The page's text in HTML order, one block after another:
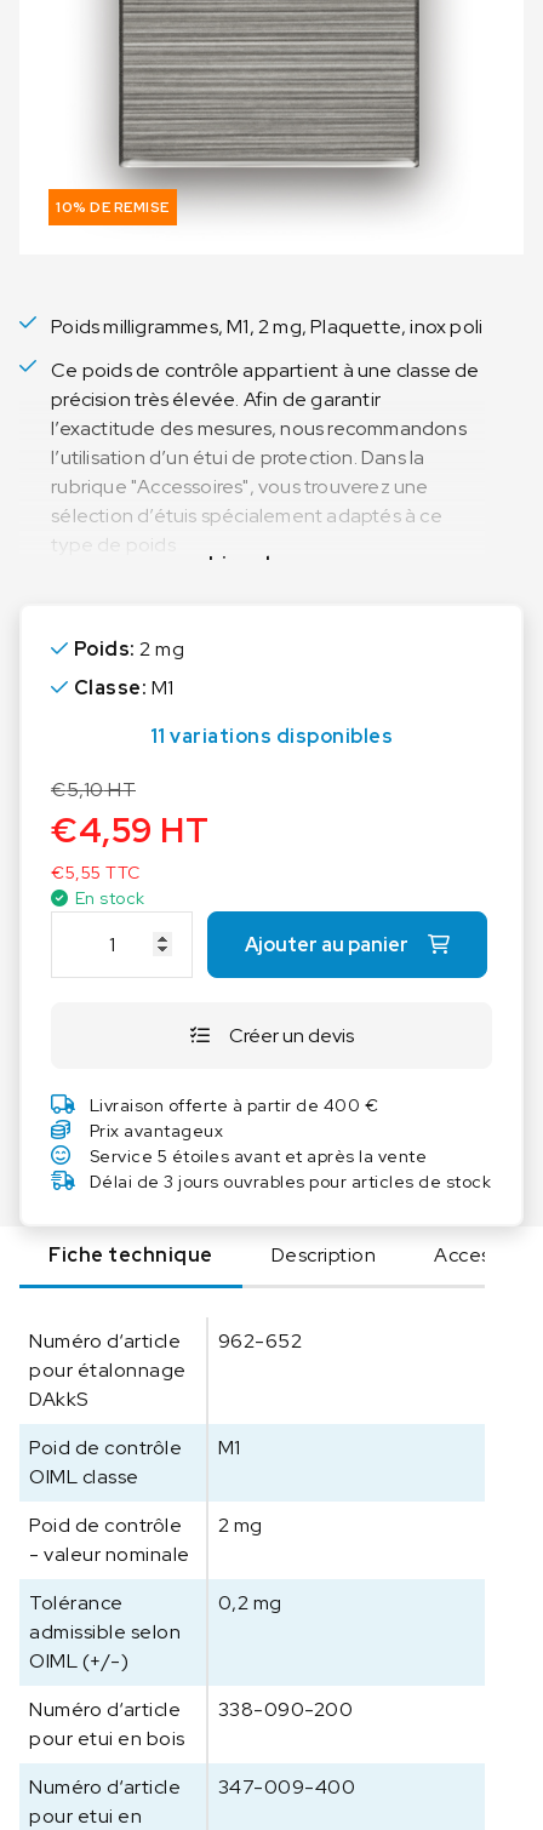
10% DE REMISE
Poids milligrammes, M1, 2 mg, Plaquette, inox poli
Ce poids de contrôle appartient à une classe de
précision très élevée. Afin de garantir
l’exactitude des mesures, nous recommandons
l’utilisation d’un étui de protection. Dans la
rubrique "Accessoires", vous trouverez une
sélection d’étuis spécialement adaptés à ce
type de poids
Lire plus
Poids: 2 mg
Classe: M1
11 variations disponibles
€5,10HT
€4,59 HT
€5,55 TTC
En stock
a
t
é
d
e
E
R
N
o
i
d
s
s
p
é
c
i
f
i
e
3
4
8
-
Ajouter au panier
Créer un devis
Livraison offerte à partir de 400 €
Prix avantageux
Service 5 étoiles avant et après la vente
Délai de 3 jours ouvrables pour articles de stock
Fiche technique Description Accessoires
Numéro d‘article
pour étalonnage
DAkkS
962-652
Poid de contrôle
OIML classe
M1
Poid de contrôle
- valeur nominale
2 mg
Tolérance
admissible selon
OIML (+/-)
0,2 mg
Numéro d‘article
pour etui en bois
338-090-200
Numéro d‘article
pour etui en
347-009-400